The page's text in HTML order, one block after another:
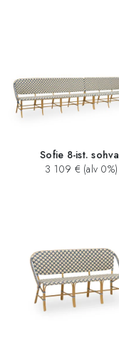
Sofie 8-ist. sohva
3 109 € (alv 0%)